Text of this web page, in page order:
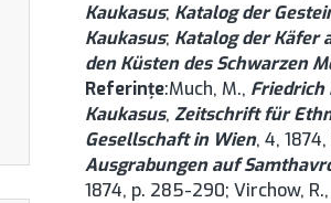
Kaukasus; Katalog der
Kaukasus; Katalog der Käfer
den Küsten des Schwarzen
Referinţe:Much, M., Friedrich
Kaukasus, Zeitschrift für
Gesellschaft in Wien, 4,
Ausgrabungen auf
1874, p. 285-290; Virchow, R.,